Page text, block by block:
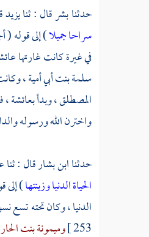
حدثنابشرقال : ثنايزيد
سراحا جميلا) إلى قوله (
في غيرة كانت غارتها
سلمة بنت أبي أمية ،
المصطلق ،وبدأبعائشة ،
واخترن الله ورسوله
حدثناابن بشارقال : ثنا
الحياة الدنيا وزينتها) إلى
الدنيا ، وكان تحته تسع
253 ] وميمونة بنت